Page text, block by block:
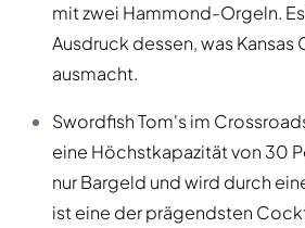
mit zwei Hammond-Orgeln.
Ausdruck dessen, was Kansas
ausmacht.
Swordfish Tom's im
eine Höchstkapazität von 30
nur Bargeld und wird durch
ist eine der prägendsten